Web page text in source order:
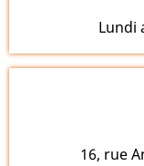
Lundi
16, rue